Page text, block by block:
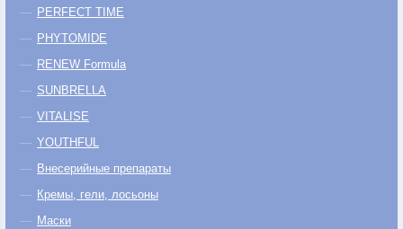
PERFECT TIME
PHYTOMIDE
RENEW Formula
SUNBRELLA
VITALISE
YOUTHFUL
Внесерийные препараты
Кремы, гели, лосьоны
Маски